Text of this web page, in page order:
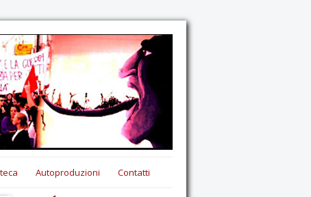
Autoproduzioni Contatti